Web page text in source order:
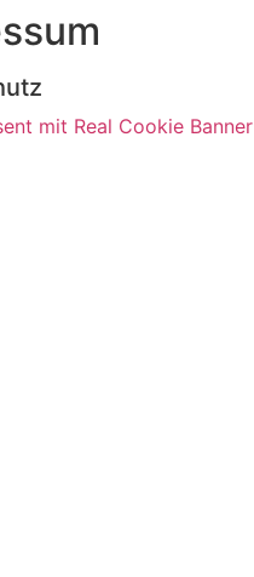
mit Real Cookie Banner